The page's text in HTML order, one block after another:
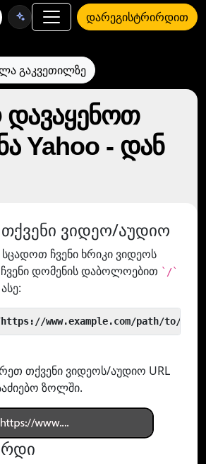
დარეგისტრირდით
გაკვეთილზე
Yahoo - დან
ვიდეო/აუდიო
ჩვენი ხრიკი ვიდეოს
ჩვენი დომენის დაბოლოებით `/`
www.example.com/path/to/
თქვენი ვიდეოს/აუდიო URL
ზოლში.